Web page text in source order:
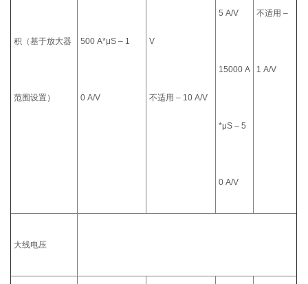
积（基于放大器
范围设置）
500 A*μS – 1
0 A/V
V
不适用 – 10 A/V
5 A/V
15000 A
*μS – 5
0 A/V
不适用 –
1 A/V
大线电压